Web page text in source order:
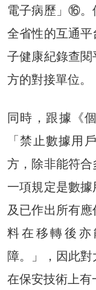
電子病歷」⑯。
全省性的互通
子健康紀錄查
方的對接單位。
同時，跟據《
「禁止數據用
方，除非能符
一項規定是數
及已作出所有
料在移轉後
障。」，因此
在保安技術上有